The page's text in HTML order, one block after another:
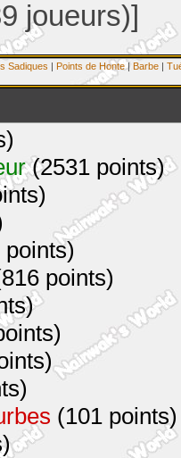
joueurs)]
Sadiques | Points de Honte| Barbe |
(2531 points)
points)
points)
(101 points)